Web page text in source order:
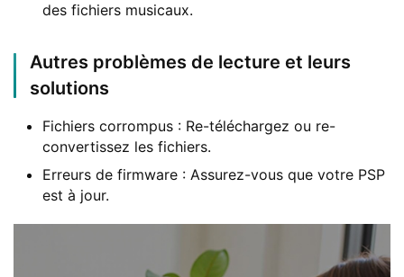
des fichiers musicaux.
Autres problèmes de lecture et leurs
solutions
Fichiers corrompus : Re-téléchargez ou re-
convertissez les fichiers.
Erreurs de firmware : Assurez-vous que votre PSP
est à jour.